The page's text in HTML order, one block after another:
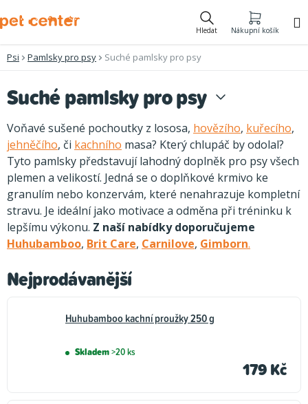
na
Hledat Nákupní košík
Psi Pamlsky pro psy Suché pamlsky pro psy
Suché pamlsky pro psy
Voňavé sušené pochoutky z lososa, hovězího, kuřecího,
jehněčího, či kachního masa? Který chlupáč by odolal?
Tyto pamlsky představují lahodný doplněk pro psy všech
plemen a velikostí. Jedná se o doplňkové krmivo ke
granulím nebo konzervám, které nenahrazuje kompletní
stravu. Je ideální jako motivace a odměna při tréninku k
lepšímu výkonu. Z naší nabídky doporučujeme
Huhubamboo, Brit Care, Carnilove, Gimborn.
Nejprodávanější
Huhubamboo kachní proužky 250 g
Skladem>20 ks
179 Kč